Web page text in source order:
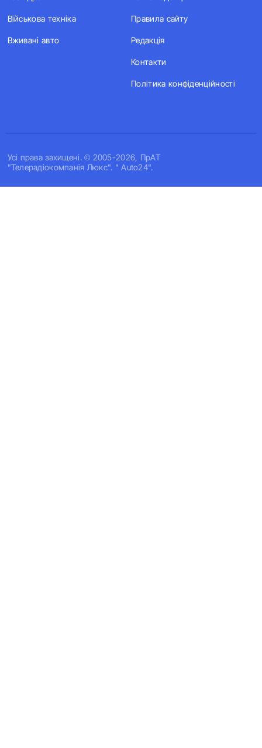
Усi права захищенi. © 2005-2026, ПрАТ
"Телерадіокомпанія Люкс". " Auto24".
Військова техніка
Вживані авто
Правила сайту
Редакція
Контакти
Політика конфіденційності